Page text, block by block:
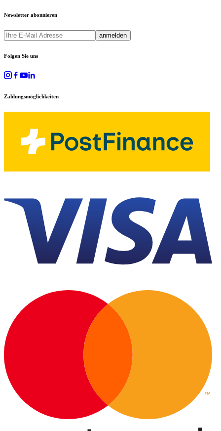
Newsletter abonnieren
anmelden
Folgen Sie uns
Zahlungsmöglichkeiten